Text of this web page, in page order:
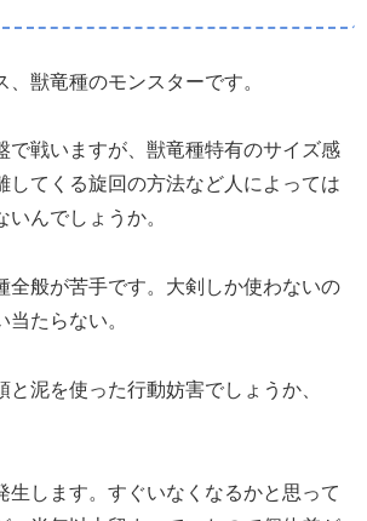
獣竜種のモンスターです。
で戦いますが、獣竜種特有のサイズ感
してくる旋回の方法など人によっては
んでしょうか。
全般が苦手です。大剣しか使わないの
たらない。
と泥を使った行動妨害でしょうか、
生します。すぐいなくなるかと思って